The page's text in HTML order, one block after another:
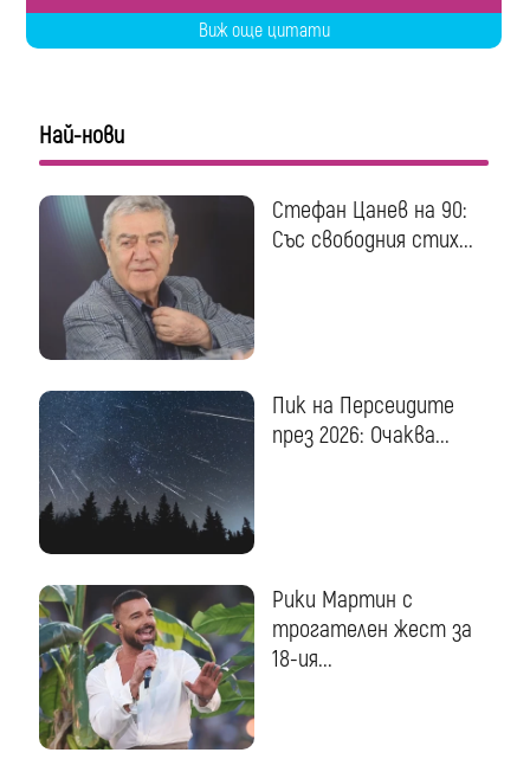
Виж още цитати
Най-нови
Стефан Цанев на 90:
Със свободния стих...
Пик на Персеидите
през 2026: Очаква...
Рики Мартин с
трогателен жест за
18-ия...